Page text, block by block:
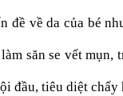
về da của bé
săn se vết mụn,
đầu, tiêu diệt chấy